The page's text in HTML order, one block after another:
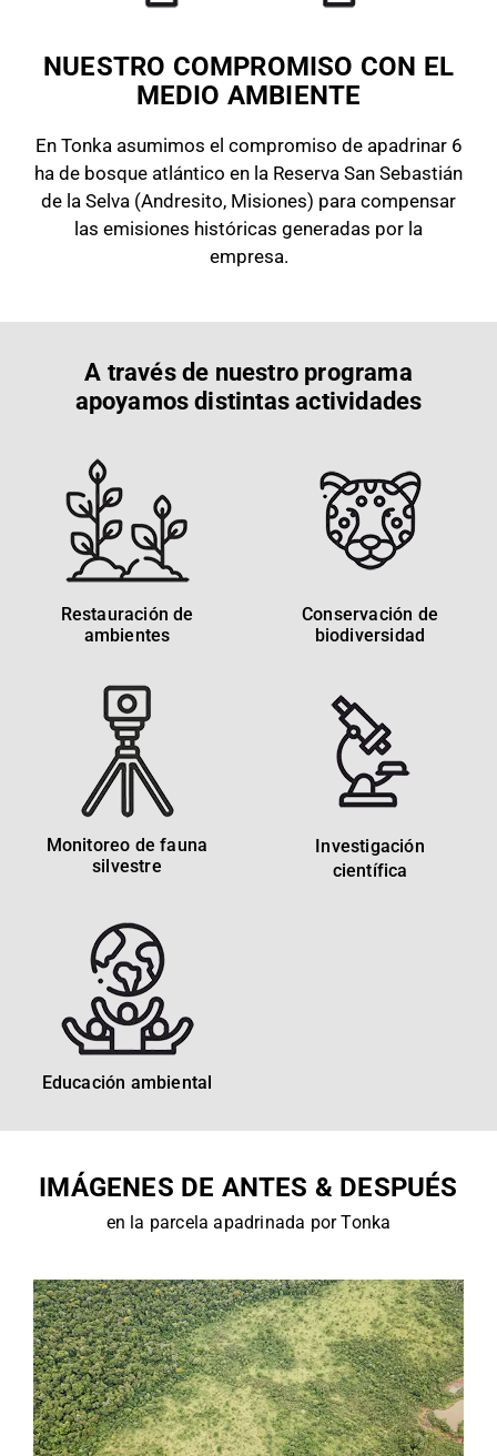
NUESTRO COMPROMISO CON EL
MEDIO AMBIENTE
En Tonka asumimos el compromiso de apadrinar 6
ha de bosque atlántico en la Reserva San Sebastián
de la Selva (Andresito, Misiones) para compensar
las emisiones históricas generadas por la
empresa.
A través de nuestro programa
apoyamos distintas actividades
Restauración de
ambientes
Conservación de
biodiversidad
Monitoreo de fauna
silvestre
Investigación
científica
Educación ambiental
IMÁGENES DE ANTES & DESPUÉS
en la parcela apadrinada por Tonka